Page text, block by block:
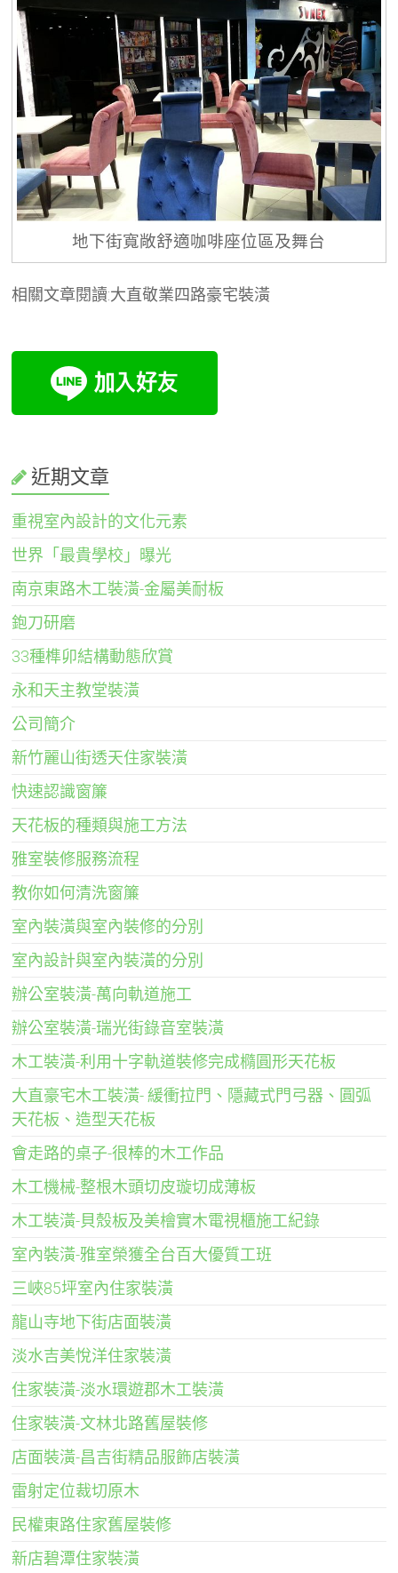
地下街寬敞舒適咖啡座位區及舞台
相關文章閱讀:大直敬業四路豪宅裝潢
近期文章
重視室內設計的文化元素
世界「最貴學校」曝光
南京東路木工裝潢-金屬美耐板
鉋刀研磨
33種榫卯結構動態欣賞
永和天主教堂裝潢
公司簡介
新竹麗山街透天住家裝潢
快速認識窗簾
天花板的種類與施工方法
雅室裝修服務流程
教你如何清洗窗簾
室內裝潢與室內裝修的分別
室內設計與室內裝潢的分別
辦公室裝潢-萬向軌道施工
辦公室裝潢-瑞光街錄音室裝潢
木工裝潢-利用十字軌道裝修完成橢圓形天花板
大直豪宅木工裝潢- 緩衝拉門、隱藏式門弓器、圓弧
天花板、造型天花板
會走路的桌子-很棒的木工作品
木工機械-整根木頭切皮璇切成薄板
木工裝潢-貝殼板及美檜實木電視櫃施工紀錄
室內裝潢-雅室榮獲全台百大優質工班
三峽85坪室內住家裝潢
龍山寺地下街店面裝潢
淡水吉美悅洋住家裝潢
住家裝潢-淡水環遊郡木工裝潢
住家裝潢-文林北路舊屋裝修
店面裝潢-昌吉街精品服飾店裝潢
雷射定位裁切原木
民權東路住家舊屋裝修
新店碧潭住家裝潢